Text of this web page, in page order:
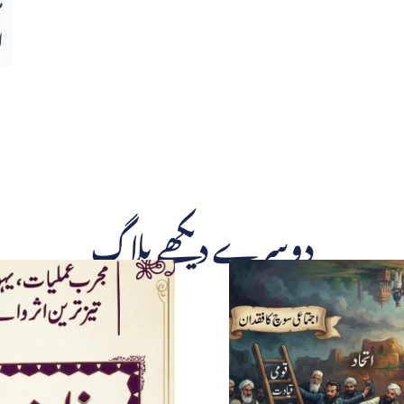
دوسرے دیکھے بلاگ